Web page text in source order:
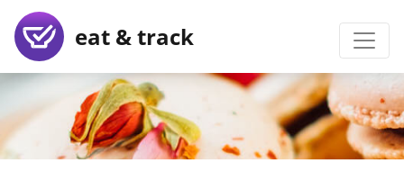
eat & track